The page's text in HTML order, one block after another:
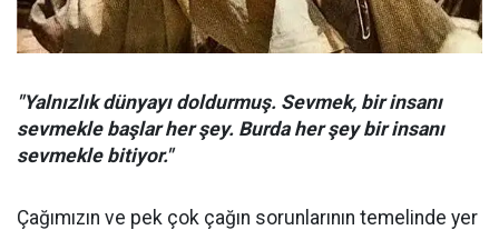
"Yalnızlık dünyayı doldurmuş. Sevmek, bir insanı
sevmekle başlar her şey. Burda her şey bir insanı
sevmekle bitiyor."
Çağımızın ve pek çok çağın sorunlarının temelinde yer